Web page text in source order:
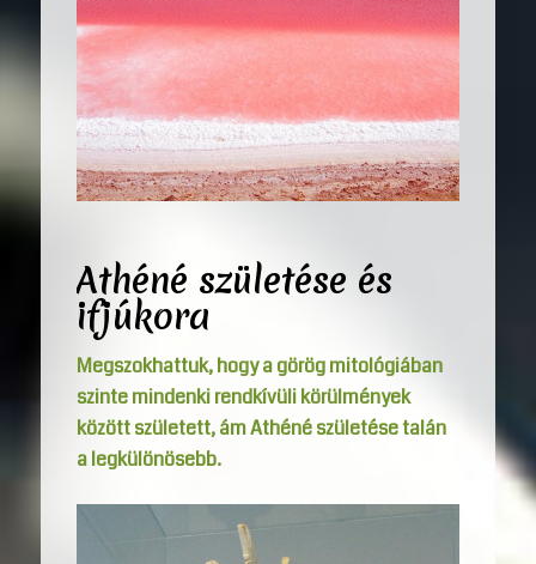
Athéné születése és
ifjúkora
Megszokhattuk, hogy a görög mitológiában
szinte mindenki rendkívüli körülmények
között született, ám Athéné születése talán
a legkülönösebb.